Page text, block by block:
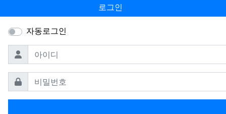
로그인
자동로그인
아이디
필수
비밀번호필수